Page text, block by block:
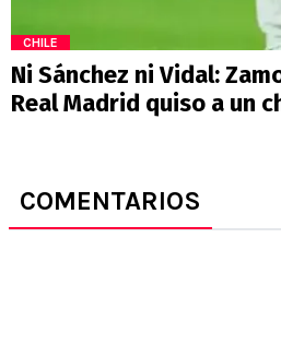
CHILE
Ni Sánchez ni Vidal:
Real Madrid quiso a un
COMENTARIOS